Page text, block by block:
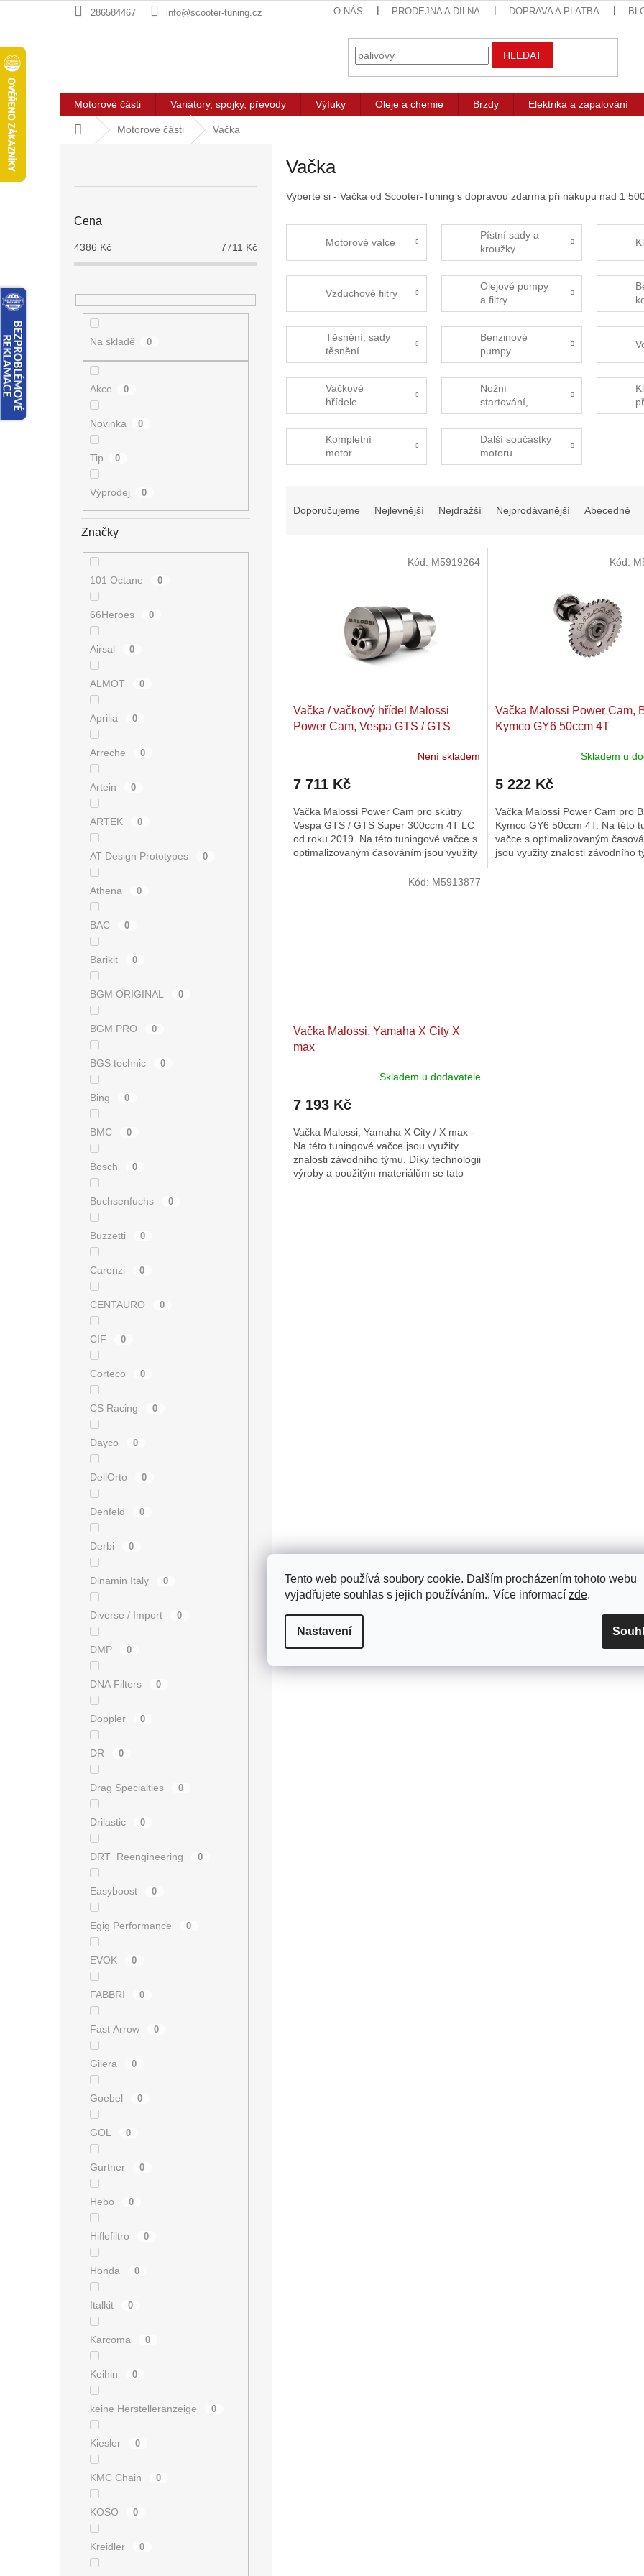
Tento web používá soubory cookie. Dalším procházením tohoto webu
vyjadřujete souhlas s jejich používáním.. Více informací zde.
Nastavení
na
286584467 info@scooter-tuning.cz O NÁS PRODEJNA A DÍLNA DOPRAVA A PLATBA
HLEDAT
Motorové části Variátory, spojky, převody Výfuky Oleje a chemie Brzdy Elektrika a zapalování
Domů Motorové části Vačka
Cena
4386 Kč 7711 Kč
Na skladě 0
Akce 0
Novinka 0
Tip 0
Výprodej 0
Značky
101 Octane 0
66Heroes 0
Airsal 0
ALMOT 0
Aprilia 0
Arreche 0
Artein 0
ARTEK 0
AT Design Prototypes 0
Athena 0
BAC 0
Barikit 0
BGM ORIGINAL 0
BGM PRO 0
BGS technic 0
Bing 0
BMC 0
Bosch 0
Buchsenfuchs 0
Buzzetti 0
Carenzi 0
CENTAURO 0
CIF 0
Corteco 0
CS Racing 0
Dayco 0
DellOrto 0
Denfeld 0
Derbi 0
Dinamin Italy 0
Diverse / Import 0
DMP 0
DNA Filters 0
Doppler 0
DR 0
Drag Specialties 0
Drilastic 0
DRT_Reengineering 0
Easyboost 0
Egig Performance 0
EVOK 0
FABBRI 0
Fast Arrow 0
Gilera 0
Goebel 0
GOL 0
Gurtner 0
Hebo 0
Hiflofiltro 0
Honda 0
Italkit 0
Karcoma 0
Keihin 0
keine Herstelleranzeige 0
Kiesler 0
KMC Chain 0
KOSO 0
Kreidler 0
Vačka
Vyberte si - Vačka od Scooter-Tuning s dopravou zdarma při nákupu nad 1
Motorové válce
Pístní sady a
kroužky
Vzduchové filtry
Olejové pumpy
a filtry
Těsnění, sady
těsnění
Benzinové
pumpy
Vačkové
hřídele
Nožní
startování,
nakopávačka
Kompletní
motor
Další součástky
motoru
Doporučujeme Nejlevnější Nejdražší Nejprodávanější Abecedně
Vačka / vačkový hřídel Malossi
Power Cam, Vespa GTS / ​GTS
Není skladem
7 711 Kč
Vačka Malossi Power Cam pro skútry
Vespa GTS / ​GTS Super 300ccm 4T LC
od roku 2019. Na této tuningové vačce s
optimalizovaným časováním jsou využity
znalosti závodního týmu....
Kód: M5919264
Vačka Malossi Power Cam,
Kymco GY6 50ccm 4T
Skladem u
5 222 Kč
Vačka Malossi Power Cam pro
Kymco GY6 50ccm 4T. Na této
vačce s optimalizovaným
jsou využity znalosti závodního
Kód:
Vačka Malossi, Yamaha X City X
max
Skladem u dodavatele
7 193 Kč
Vačka Malossi, Yamaha X City / X max -
Na této tuningové vačce jsou využity
znalosti závodního týmu. Díky technologii
výroby a použitým materiálům se tato
Kód: M5913877